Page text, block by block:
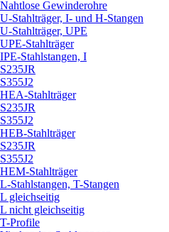
Nahtlose Gewinderohre
U-Stahlträger, I- und H-Stangen
U-Stahlträger, UPE
UPE-Stahlträger
IPE-Stahlstangen, I
S235JR
S355J2
HEA-Stahlträger
S235JR
S355J2
HEB-Stahlträger
S235JR
S355J2
HEM-Stahlträger
L-Stahlstangen, T-Stangen
L gleichseitig
L nicht gleichseitig
T-Profile